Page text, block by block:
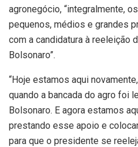
agronegócio, “integralmente,
pequenos, médios e grandes
com a candidatura à reeleição
Bolsonaro”.
“Hoje estamos aqui
quando a bancada do agro foi
Bolsonaro. E agora estamos
prestando esse apoio e
para que o presidente se